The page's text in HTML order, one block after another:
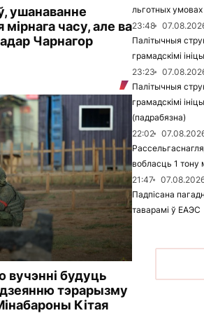
ушанаванне
часу, але ва
Чарнагор
будуць
тэрарызму
Кітая
льготных умовах
23:48
Палітычныя
грамадскімі
23:23
Палітычныя
грамадскімі
(падрабязна)
22:02
вобласць 1 тону
21:47
Падпісана
таварамі ў ЕАЭС